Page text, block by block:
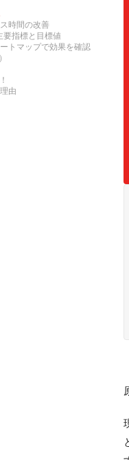
時間の改善
指標と目標値
トマップで効果を確認
由